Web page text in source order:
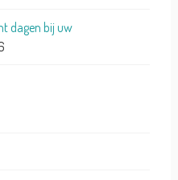
dagen bij uw